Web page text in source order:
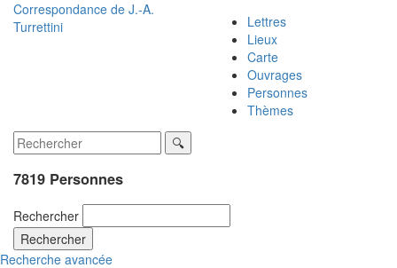
Correspondance de J.-A.
Turrettini
Lettres
Lieux
Carte
Ouvrages
Personnes
Thèmes
7819 Personnes
Rechercher
Rechercher
Recherche avancée